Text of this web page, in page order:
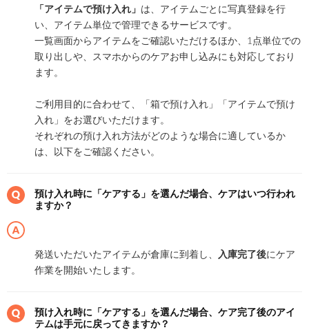
「アイテムで預け入れ」 は、アイテムごとに写真登録を行
い、アイテム単位で管理できるサービスです。
一覧画面からアイテムをご確認いただけるほか、1点単位での
取り出しや、スマホからのケアお申し込みにも対応しており
ます。
ご利用目的に合わせて、「箱で預け入れ」「アイテムで預け
入れ」をお選びいただけます。
それぞれの預け入れ方法がどのような場合に適しているか
は、以下をご確認ください。
預け入れ時に「ケアする」を選んだ場合、ケアはいつ行われ
ますか？
発送いただいたアイテムが倉庫に到着し、 入庫完了後にケア
作業を開始いたします。
預け入れ時に「ケアする」を選んだ場合、ケア完了後のアイ
テムは手元に戻ってきますか？